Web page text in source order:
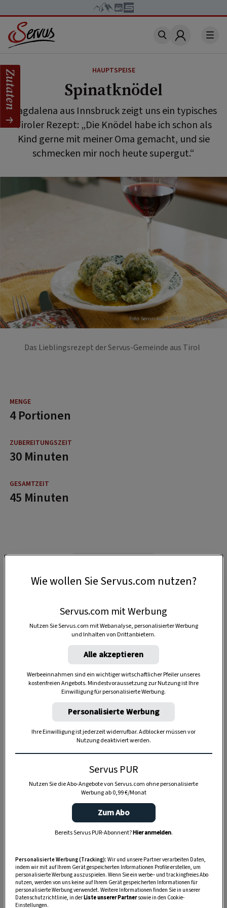
Account
HAUPTSPEISE
Spinatknödel
Magdalena aus Innsbruck zeigt uns ein typisches
Tiroler Rezept: „Die Knödel habe ich schon als
Kind gerne mit meiner Oma gemacht, und sie
schmecken mir noch heute supergut.“
Foto: Servus kocht 2022 (c) Luana Fonseca
Das Lieblingsrezept der Servus-Gemeinde aus Tirol
4 Portionen
30 Minuten
45 Minuten
Anzeige
Zutaten
Wie wollen Sie Servus.com nutzen?
Servus.com mit Werbung
Nutzen Sie Servus.com mit Webanalyse, personalisierter Werbung
und Inhalten von Drittanbietern.
Alle akzeptieren
Werbeeinnahmen sind ein wichtiger wirtschaftlicher Pfeiler unseres
kostenfreien Angebots. Mindestvoraussetzung zur Nutzung ist Ihre
Einwilligung für personalisierte Werbung.
Personalisierte Werbung
Ihre Einwilligung ist jederzeit widerrufbar. Adblocker müssen vor
Nutzung deaktiviert werden.
Servus PUR
Nutzen Sie die Abo-Angebote von Servus.com ohne personalisierte
Werbung ab 0,99 €/Monat
Zum Abo
Bereits Servus PUR-Abonnent?Hier anmelden.
Personalisierte Werbung (Tracking): Wir und unsere Partner verarbeiten Daten,
indem wir mit auf Ihrem Gerät gespeicherten Informationen Profile erstellen, um
personalisierte Werbung auszuspielen. Wenn Sie ein werbe– und trackingfreies Abo
nutzen, werden von uns keine auf Ihrem Gerät gespeicherten Informationen für
personalisierte Werbung verwendet. Weitere Informationen finden Sie in unserer
Datenschutzrichtlinie, in derListe unserer Partnersowie in den Cookie-
Einstellungen.